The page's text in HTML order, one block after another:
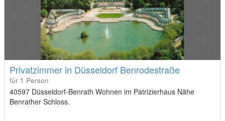
Privatzimmer in Düsseldorf Benrodestraße
für 1 Person
40597 Düsseldorf-Benrath Wohnen im Patrizierhaus Nähe
Benrather Schloss.
Dr.Helmut B.